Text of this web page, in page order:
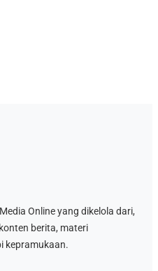
Online yang dikelola dari,
berita, materi
kepramukaan.